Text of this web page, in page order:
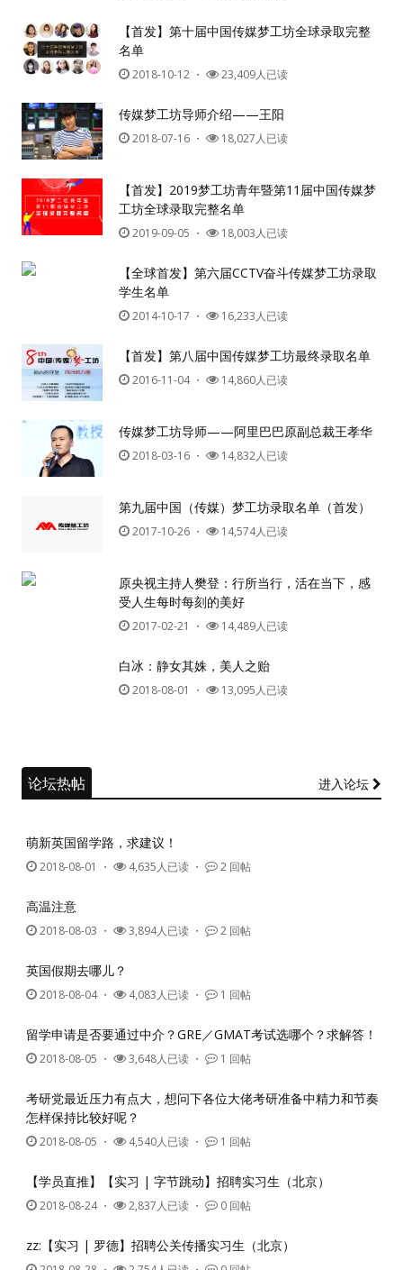
【首发】第十届中国传媒梦工坊全球录取完整
名单
2018-10-12 ・ 23,409人已读
传媒梦工坊导师介绍——王阳
2018-07-16 ・ 18,027人已读
【首发】2019梦工坊青年暨第11届中国传媒梦
工坊全球录取完整名单
2019-09-05 ・ 18,003人已读
【全球首发】第六届CCTV奋斗传媒梦工坊录取
学生名单
2014-10-17 ・ 16,233人已读
【首发】第八届中国传媒梦工坊最终录取名单
2016-11-04・ 14,860人已读
传媒梦工坊导师——阿里巴巴原副总裁王孝华
2018-03-16 ・ 14,832人已读
第九届中国（传媒）梦工坊录取名单（首发）
2017-10-26 ・ 14,574人已读
原央视主持人樊登：行所当行，活在当下，感
受人生每时每刻的美好
2017-02-21 ・ 14,489人已读
白冰：静女其姝，美人之贻
2018-08-01 ・ 13,095人已读
论坛热帖 进入论坛
萌新英国留学路，求建议！
2018-08-01 ・ 4,635人已读 ・ 2 回帖
高温注意
2018-08-03 ・ 3,894人已读 ・ 2 回帖
英国假期去哪儿？
2018-08-04・ 4,083人已读 ・ 1 回帖
留学申请是否要通过中介？GRE／GMAT考试选哪个？求解答！
2018-08-05 ・ 3,648人已读 ・ 1 回帖
考研党最近压力有点大，想问下各位大佬考研准备中精力和节奏
怎样保持比较好呢？
2018-08-05 ・ 4,540人已读 ・ 1 回帖
【学员直推】【实习 | 字节跳动】招聘实习生（北京）
2018-08-24・ 2,837人已读 ・ 0 回帖
zz:【实习 | 罗德】招聘公关传播实习生（北京）